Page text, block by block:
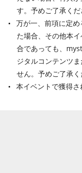
す。予めご了承くだ
万が一、前項に定
た場合、その他本
合であっても、
ジタルコンテンツ
せん。予めご了承く
本イベントで獲得さ